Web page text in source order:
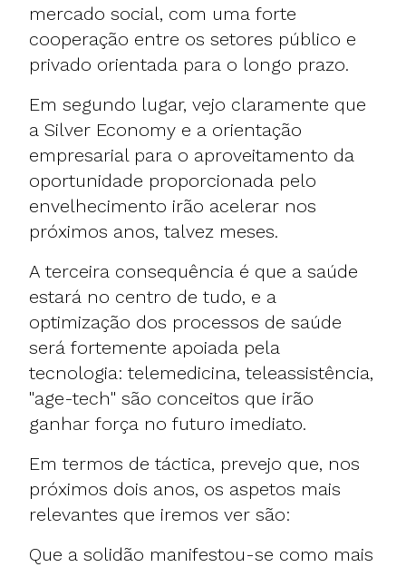
mercado social, com uma forte
cooperação entre os setores público e
privado orientada para o longo prazo.
Em segundo lugar, vejo claramente que
a Silver Economy e a orientação
empresarial para o aproveitamento da
oportunidade proporcionada pelo
envelhecimento irão acelerar nos
próximos anos, talvez meses.
A terceira consequência é que a saúde
estará no centro de tudo, e a
optimização dos processos de saúde
será fortemente apoiada pela
tecnologia: telemedicina, teleassistência,
"age-tech" são conceitos que irão
ganhar força no futuro imediato.
Em termos de táctica, prevejo que, nos
próximos dois anos, os aspetos mais
relevantes que iremos ver são:
Que a solidão manifestou-se como mais